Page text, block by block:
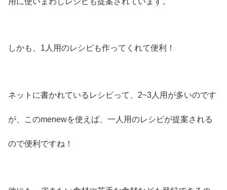
しかも、1人用のレシピも作ってくれて便利！
ネットに書かれているレシピって、2~3人用が多いのです
が、このmenewを使えば、一人用のレシピが提案される
ので便利ですね！